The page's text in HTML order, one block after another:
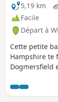
5,19 km
Facile
Départ à
Cette petite
Hampshire te
Dogmersfield
du dimanche.